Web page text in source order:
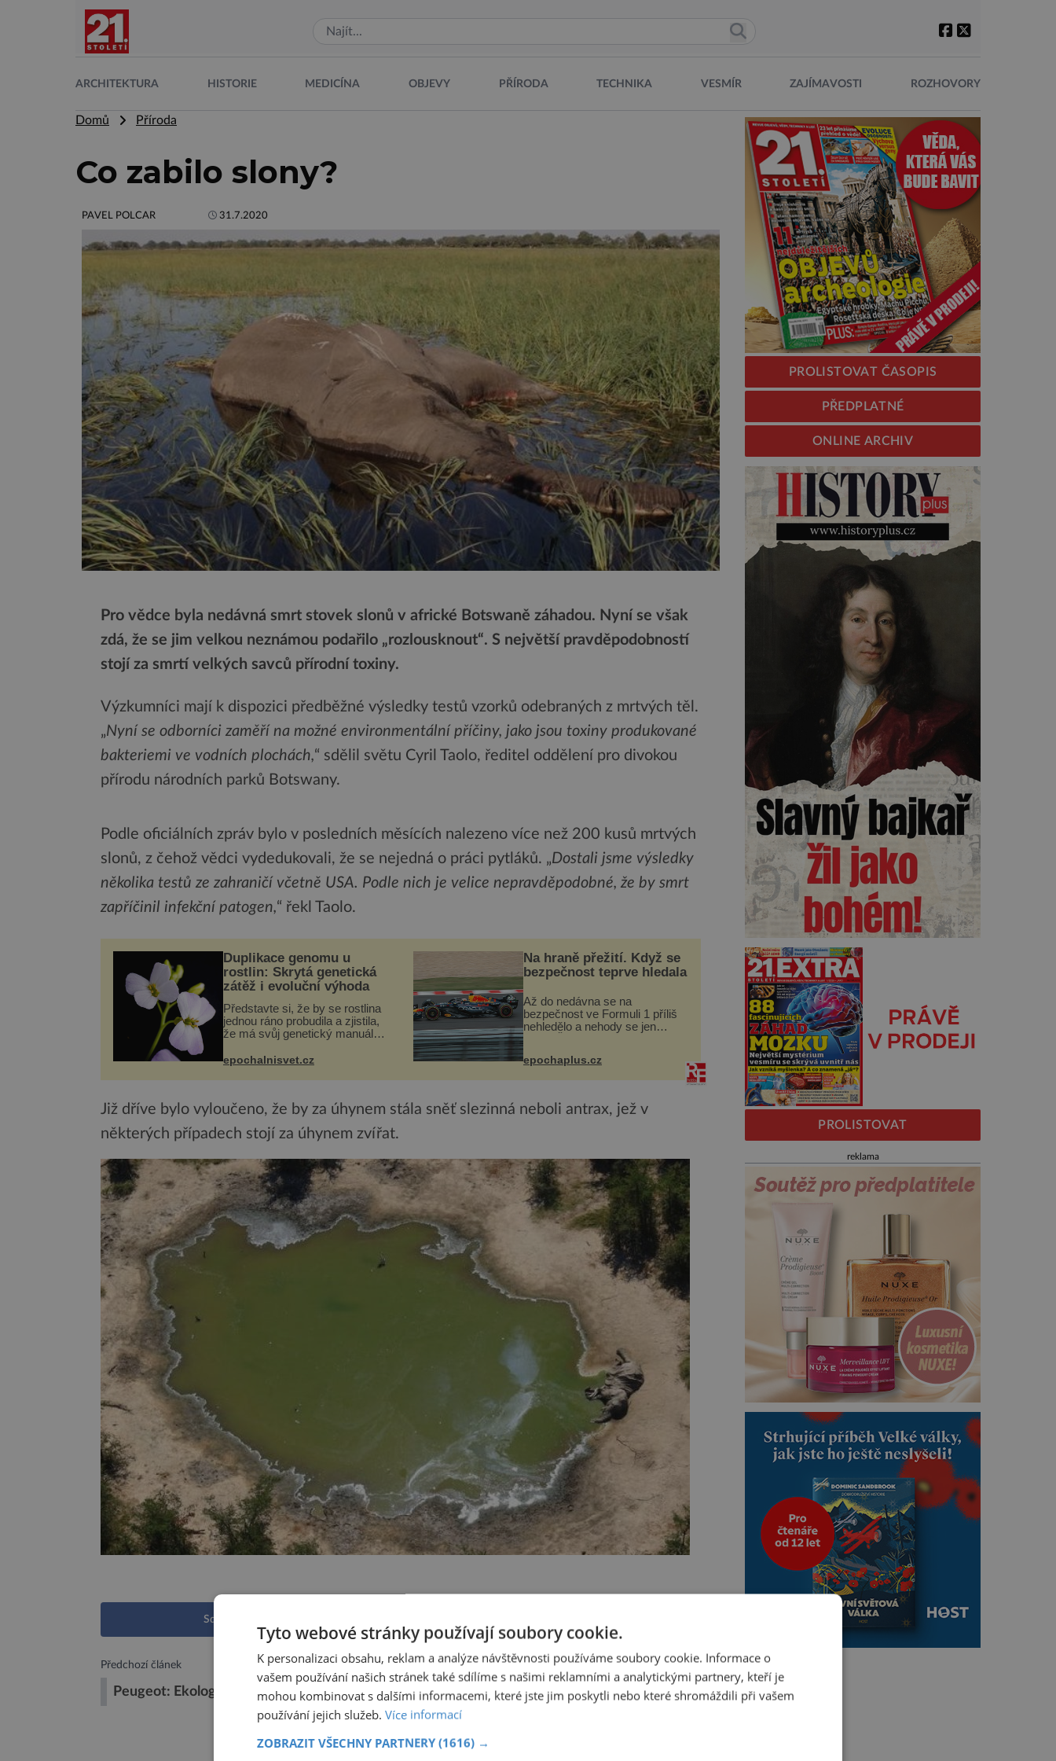
ARCHITEKTURA HISTORIE MEDICÍNA OBJEVY PŘÍRODA TECHNIKA VESMÍR ZAJÍMAVOSTI ROZHOVORY
Domů Příroda
Co zabilo slony?
PAVEL POLCAR 31.7.2020
Pro vědce byla nedávná smrt stovek slonů v africké Botswaně záhadou. Nyní se však
zdá, že se jim velkou neznámou podařilo „rozlousknout“. S největší pravděpodobností
stojí za smrtí velkých savců přírodní toxiny.
Výzkumníci mají k dispozici předběžné výsledky testů vzorků odebraných z mrtvých těl.
„Nyní se odborníci zaměří na možné environmentální příčiny, jako jsou toxiny produkované
bakteriemi ve vodních plochách,“ sdělil světu Cyril Taolo, ředitel oddělení pro divokou
přírodu národních parků Botswany.
Podle oficiálních zpráv bylo v posledních měsících nalezeno více než 200 kusů mrtvých
slonů, z čehož vědci vydedukovali, že se nejedná o práci pytláků. „Dostali jsme výsledky
několika testů ze zahraničí včetně USA. Podle nich je velice nepravděpodobné, že by smrt
zapříčinil infekční patogen,“ řekl Taolo.
Duplikace genomu u
rostlin: Skrytá genetická
zátěž i evoluční výhoda
Představte si, že by se rostlina
jednou ráno probudila a zjistila,
že má svůj genetický manuál
občas v přírodě stane – a podle
pro druhy vstupenka...
epochalnisvet.cz
Na hraně přežití. Když se
bezpečnost teprve hledala
Až do nedávna se na
bezpečnost ve Formuli 1 příliš
nehledělo a nehody se jen
následky nebo bohužel i ztrátou
epochaplus.cz
Již dříve bylo vyloučeno, že by za úhynem stála sněť slezinná neboli antrax, jež v
některých případech stojí za úhynem zvířat.
Sdílet na Facebooku
Předchozí článek
Peugeot: Ekologická výzva současnosti
Další článek
Už máte v garáži regály? Volte kvalitní
modely z kovu
PROLISTOVAT ČASOPIS
PŘEDPLATNÉ
ONLINE ARCHIV
PROLISTOVAT
reklama
Tyto webové stránky používají soubory cookie.
K personalizaci obsahu, reklam a analýze návštěvnosti používáme soubory cookie. Informace o
vašem používání našich stránek také sdílíme s našimi reklamními a analytickými partnery, kteří je
mohou kombinovat s dalšími informacemi, které jste jim poskytli nebo které shromáždili při vašem
používání jejich služeb. Více informací
ZOBRAZIT VŠECHNY PARTNERY (1616) →